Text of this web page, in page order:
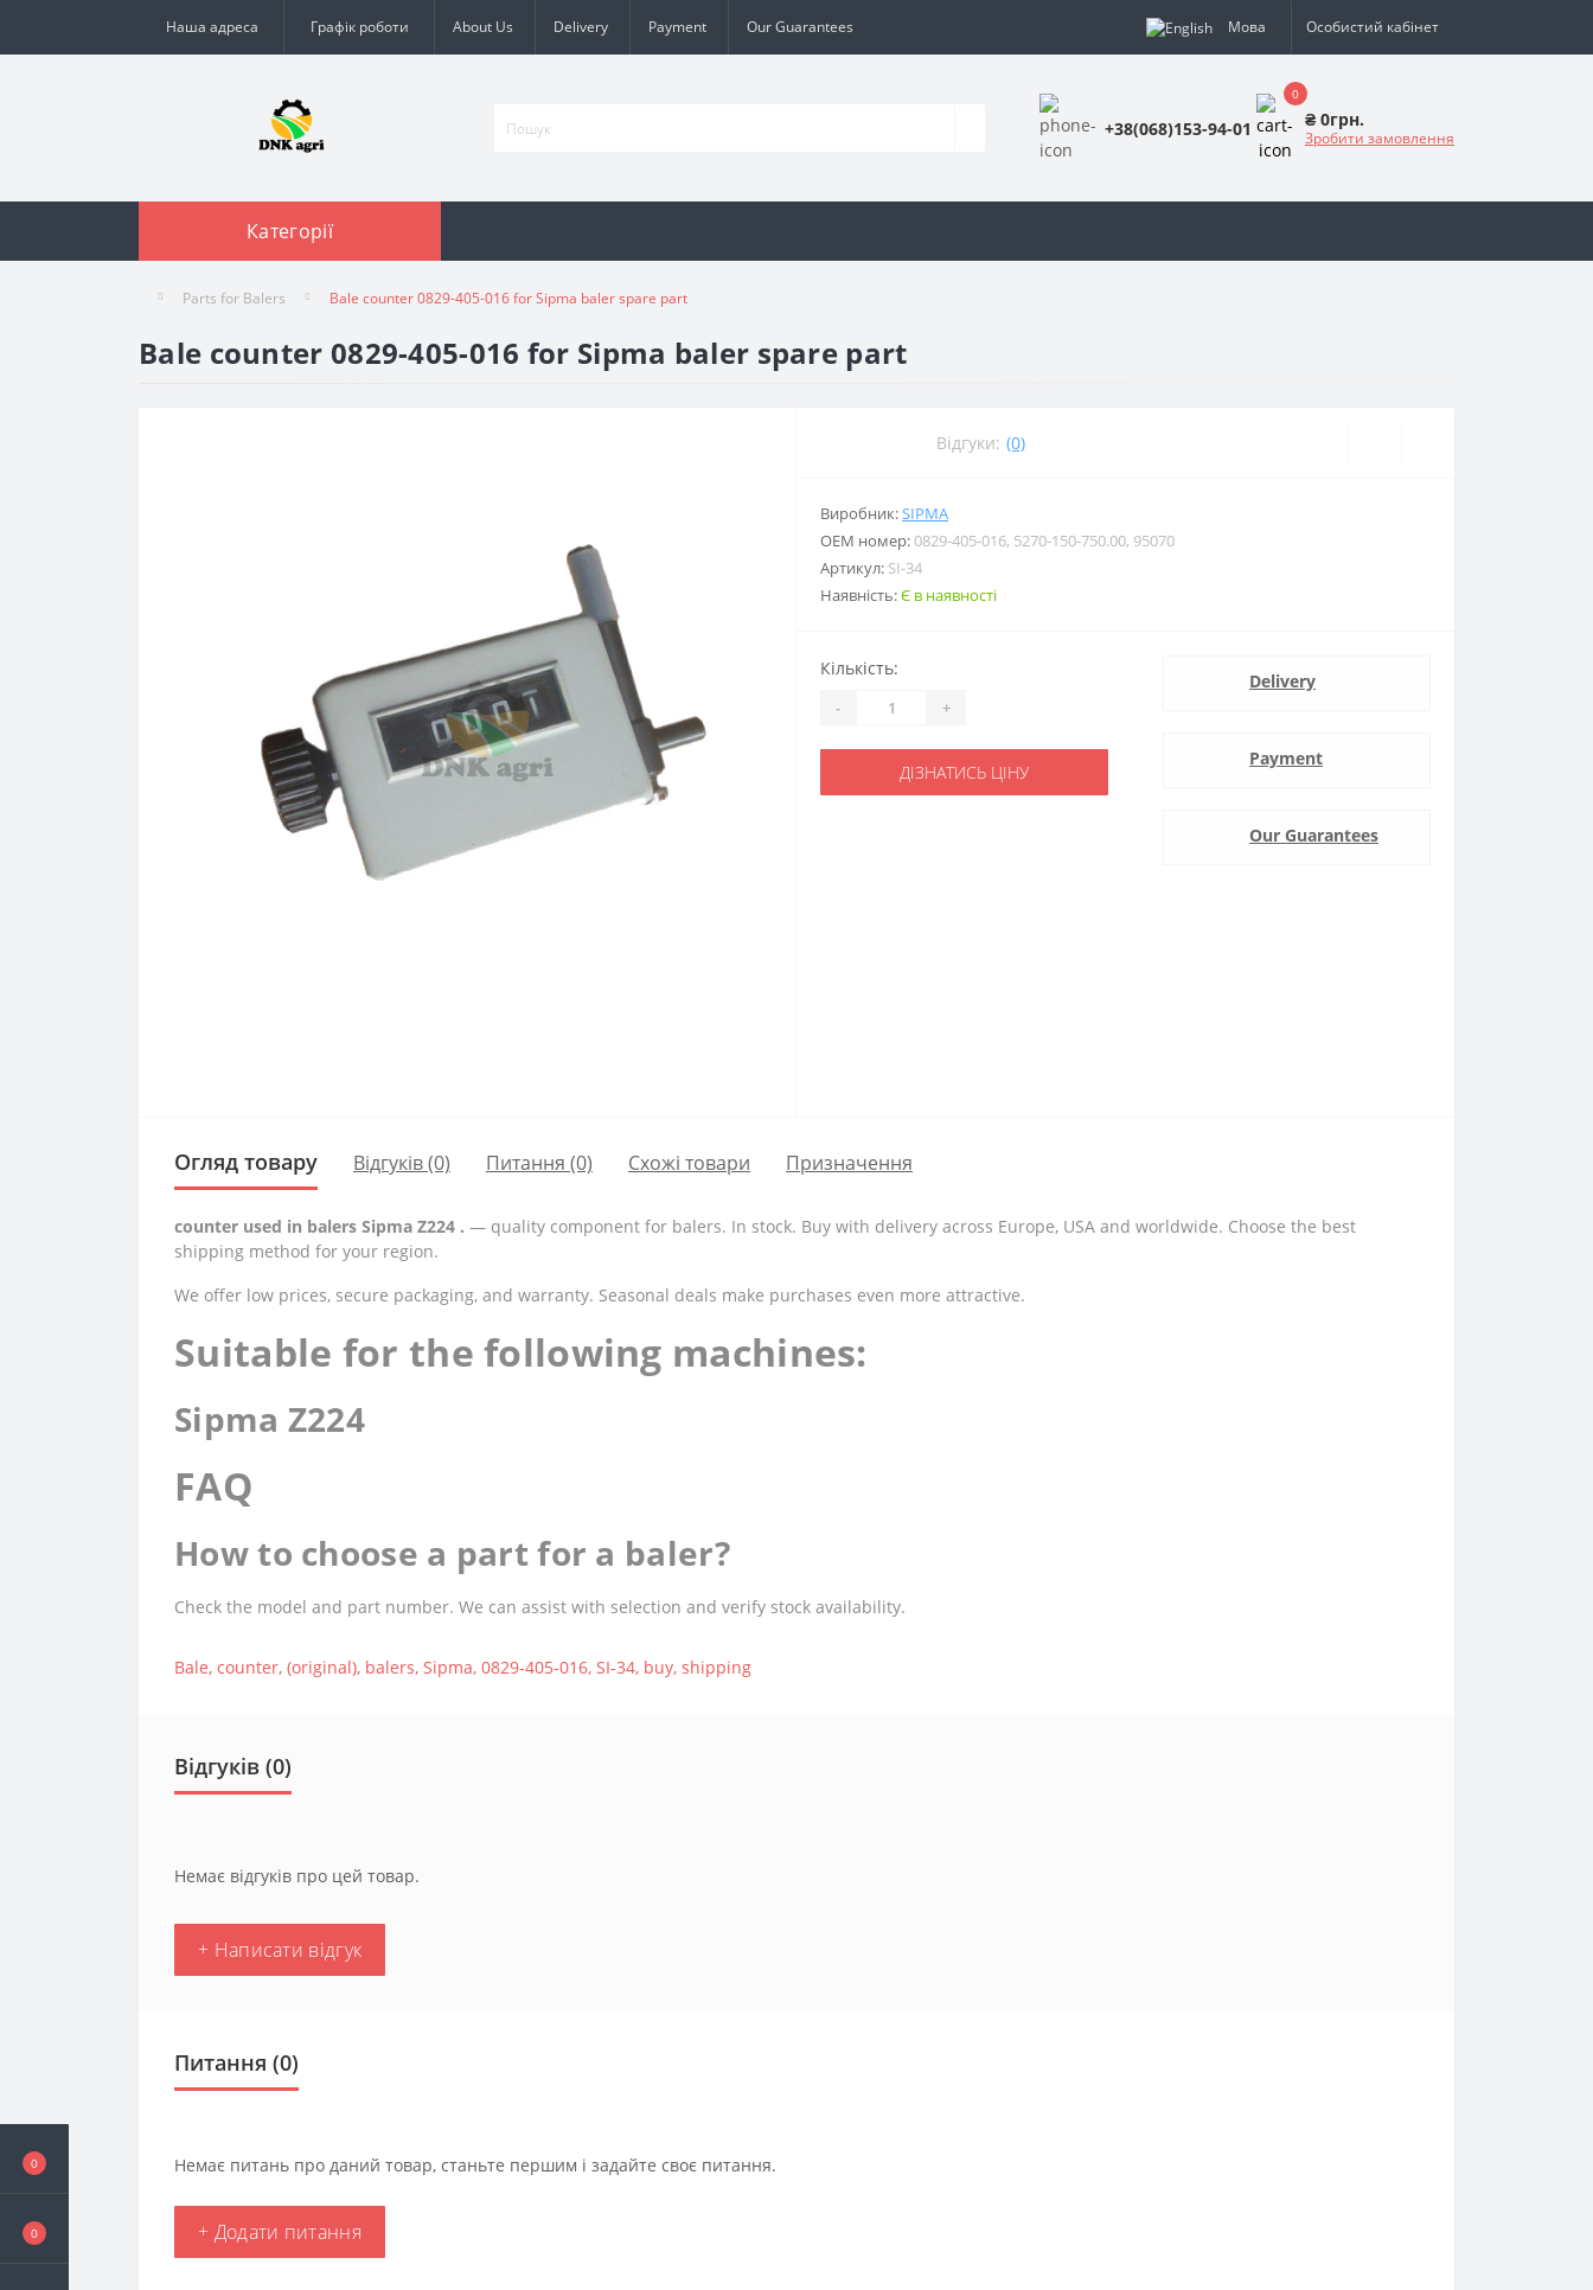
0
0
Наша адреса Графік роботи About Us Delivery Payment Our Guarantees Мова Особистий кабінет
+38(068)153-94-01
0
₴ 0грн.
Зробити замовлення
Категорії
Parts for Balers Bale counter 0829-405-016 for Sipma baler spare part
Bale counter 0829-405-016 for Sipma baler spare part
Відгуки: (0)
Виробник:SIPMA
ОЕМ номер:0829-405-016, 5270-150-750.00, 95070
Артикул: SI-34
Наявність:Є в наявності
Кількість:
- +
ДІЗНАТИСЬ ЦІНУ
Delivery
Payment
Our Guarantees
Огляд товару Відгуків (0) Питання (0) Схожі товари Призначення
counter used in balers Sipma Z224 . — quality component for balers. In stock. Buy with delivery across Europe, USA and worldwide. Choose the best
shipping method for your region.
We offer low prices, secure packaging, and warranty. Seasonal deals make purchases even more attractive.
Suitable for the following machines:
Sipma Z224
FAQ
How to choose a part for a baler?
Check the model and part number. We can assist with selection and verify stock availability.
Bale, counter, (original), balers, Sipma, 0829-405-016, SI-34, buy, shipping
Відгуків (0)
Немає відгуків про цей товар.
+ Написати відгук
Питання (0)
Немає питань про даний товар, станьте першим і задайте своє питання.
+ Додати питання